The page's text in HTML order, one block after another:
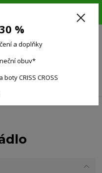
všechno oblečení a doplňky !!!
%
a doplňky
obuv*
CRISS CROSS